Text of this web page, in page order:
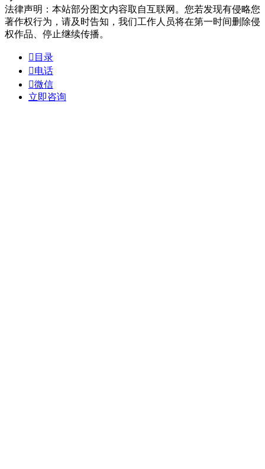
法律声明：本站部分图文内容取自互联网。您若发现有侵略您
著作权行为，请及时告知，我们工作人员将在第一时间删除侵
权作品、停止继续传播。
 目录
电话
微信
立即咨询